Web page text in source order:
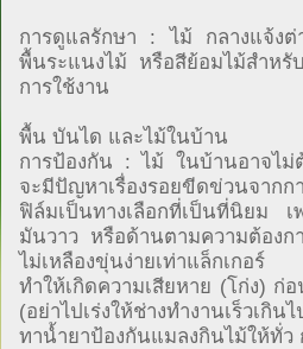
การดูแลรักษา : ไม้ กลางแจ้งต่
พื้นระแนงไม้ หรือสีย้อมไม้สำห
การใช้งาน
พื้น บันได และไม้ในบ้าน
การป้องกัน : ไม้ ในบ้านอาจไ
จะมีปัญหาเรื่องรอยขีดข่วนจาก
ฟิล์มเป็นทางเลือกที่เป็นที่นิยม เ
มันวาว หรือด้านตามความต้องก
ไม่เหลืองขุ่นง่ายเท่าแล็กเกอร์
ทำให้เกิดความเสียหาย (โก่ง)
(อย่าไปเร่งให้ช่างทำงานเร็วเ
ทาน้ำยาป้องกันแมลงกินไม้ให้ทั่ว